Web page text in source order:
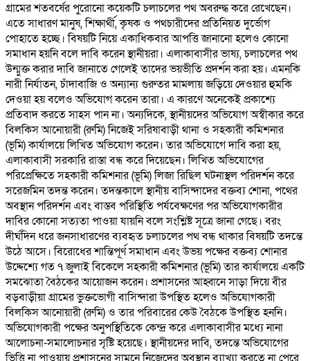
গ্রামের শতবর্ষের পুরোনো কয়েকটি চলাচলের পথ অবরুদ্ধ করে রেখেছেন।
এতে সাধারণ মানুষ, শিক্ষার্থী, কৃষক ও পথচারীদের প্রতিনিয়ত দুর্ভোগ
পোহাতে হচ্ছে। বিষয়টি নিয়ে একাধিকবার আপত্তি জানানো হলেও কোনো
সমাধান হয়নি বলে দাবি করেন স্থানীয়রা। এলাকাবাসীর ভাষ্য, চলাচলের পথ
উন্মুক্ত করার দাবি জানাতে গেলেই তাদের ভয়ভীতি প্রদর্শন করা হয়। এমনকি
নারী নির্যাতন, চাঁদাবাজি ও অন্যান্য গুরুতর মামলায় জড়িয়ে দেওয়ার হুমকি
দেওয়া হয় বলেও অভিযোগ করেন তারা। এ কারণে অনেকেই প্রকাশ্যে
প্রতিবাদ করতে সাহস পান না। অন্যদিকে, স্থানীয়দের অভিযোগ অস্বীকার করে
বিলকিস আনোয়ারী (রুমি) নিজেই সরিষাবাড়ী থানা ও সহকারী কমিশনার
(ভূমি) কার্যালয়ে লিখিত অভিযোগ করেন। তার অভিযোগে দাবি করা হয়,
এলাকাবাসী সরকারি রাস্তা বন্ধ করে দিয়েছেন। লিখিত অভিযোগের
পরিপ্রেক্ষিতে সহকারী কমিশনার (ভূমি) লিজা রিছিল ঘটনাস্থল পরিদর্শন করে
সরেজমিন তদন্ত করেন। তদন্তকালে স্থানীয় বাসিন্দাদের বক্তব্য শোনা, পথের
অবস্থান পরিদর্শন এবং বাস্তব পরিস্থিতি পর্যবেক্ষণের পর অভিযোগকারীর
দাবির কোনো সত্যতা পাওয়া যায়নি বলে সংশ্লিষ্ট সূত্রে জানা গেছে। বরং
দীর্ঘদিন ধরে জনসাধারণের ব্যবহৃত চলাচলের পথ বন্ধ থাকার বিষয়টি তদন্তে
উঠে আসে। বিরোধের শান্তিপূর্ণ সমাধান এবং উভয় পক্ষের বক্তব্য শোনার
উদ্দেশ্যে গত ৭ জুলাই বিকেলে সহকারী কমিশনার (ভূমি) তার কার্যালয়ে একটি
সমঝোতা বৈঠকের আয়োজন করেন। প্রশাসনের আহ্বানে সাড়া দিয়ে বীর
বড়বাড়ীয়া গ্রামের ভুক্তভোগী বাসিন্দারা উপস্থিত হলেও অভিযোগকারী
বিলকিস আনোয়ারী (রুমি) ও তার পরিবারের কেউ বৈঠকে উপস্থিত হননি।
অভিযোগকারী পক্ষের অনুপস্থিতিকে কেন্দ্র করে এলাকাবাসীর মধ্যে নানা
আলোচনা-সমালোচনার সৃষ্টি হয়েছে। স্থানীয়দের দাবি, তদন্তে অভিযোগের